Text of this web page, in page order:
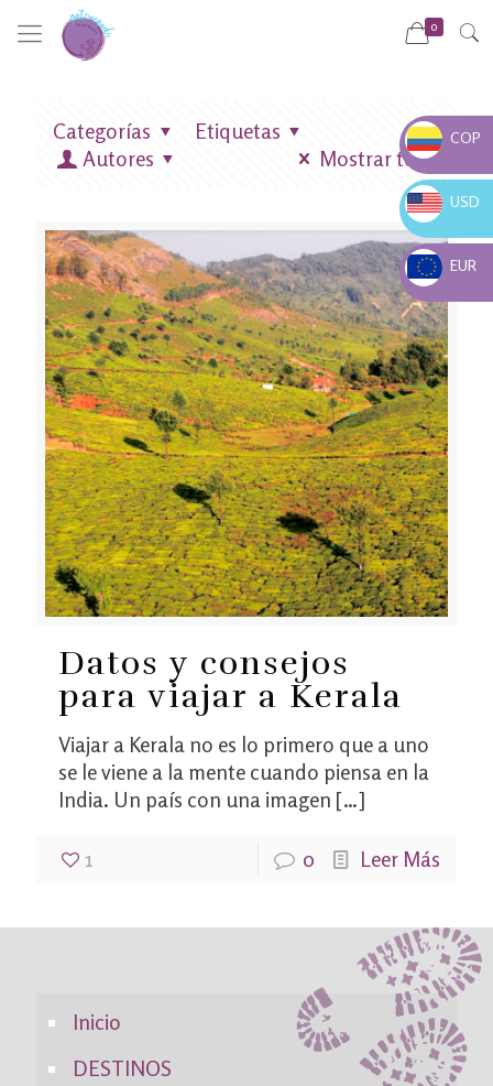
0
Categorías
Etiquetas
Autores
Mostrar todo
Datos y consejos
para viajar a Kerala
Viajar a Kerala no es lo primero que a uno
se le viene a la mente cuando piensa en la
India. Un país con una imagen […]
1 0 Leer Más
Inicio
DESTINOS
COP $
COP
USD $
USD
EUR €
EUR